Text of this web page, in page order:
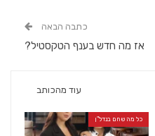
כתבה הבאה
אז מה חדש בענף הטקסטיל?
עוד מהכותב
כל מה שחם בנדל"ן